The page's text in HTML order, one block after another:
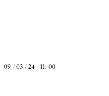
09 / 03 / 24 - 11: 00